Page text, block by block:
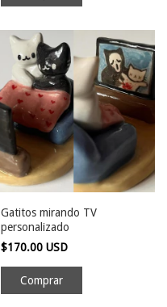
Gatitos mirando TV
personalizado
$170.00 USD